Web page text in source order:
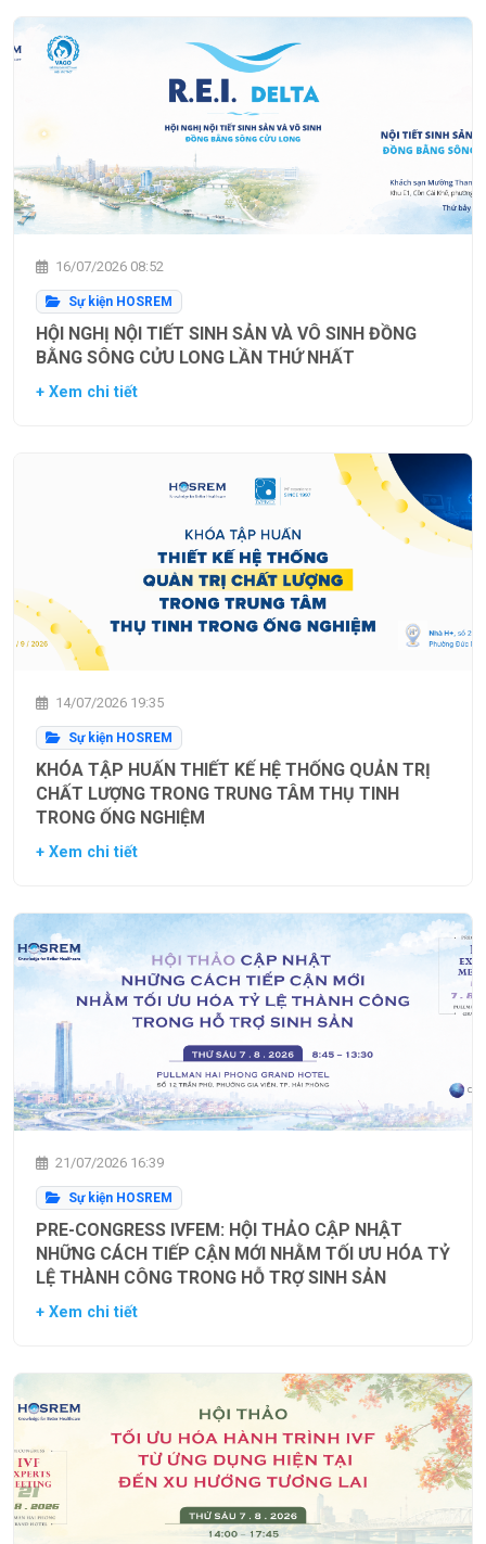
16/07/2026 08:52
Sự kiện HOSREM
HỘI NGHỊ NỘI TIẾT SINH SẢN VÀ VÔ SINH ĐỒNG
BẰNG SÔNG CỬU LONG LẦN THỨ NHẤT
+ Xem chi tiết
14/07/2026 19:35
Sự kiện HOSREM
KHÓA TẬP HUẤN THIẾT KẾ HỆ THỐNG QUẢN TRỊ
CHẤT LƯỢNG TRONG TRUNG TÂM THỤ TINH
TRONG ỐNG NGHIỆM
+ Xem chi tiết
21/07/2026 16:39
Sự kiện HOSREM
PRE-CONGRESS IVFEM: HỘI THẢO CẬP NHẬT
NHỮNG CÁCH TIẾP CẬN MỚI NHẰM TỐI ƯU HÓA TỶ
LỆ THÀNH CÔNG TRONG HỖ TRỢ SINH SẢN
+ Xem chi tiết